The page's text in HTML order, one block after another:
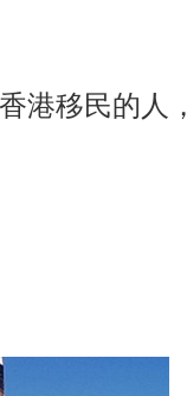
港移民的人，